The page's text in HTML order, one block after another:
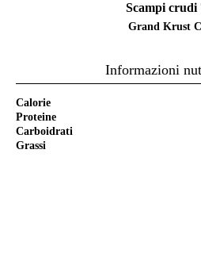
Scampi crudi
Grand Krust
Informazioni
Calorie
Proteine
Carboidrati
Grassi